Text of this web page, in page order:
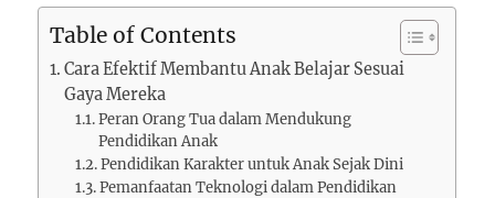
Table of Contents
Cara Efektif Membantu Anak Belajar Sesuai
Gaya Mereka
Peran Orang Tua dalam Mendukung
Pendidikan Anak
Pendidikan Karakter untuk Anak Sejak Dini
Pemanfaatan Teknologi dalam Pendidikan